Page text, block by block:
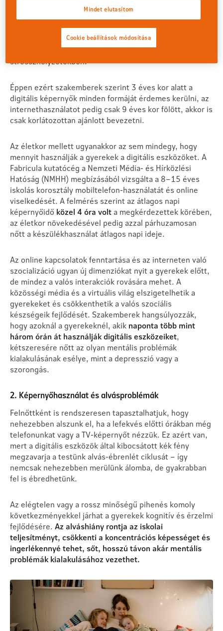
figyelemzavarok, például az ADHD (figyelemhiányos
hiperaktivitás-zavar) tüneteinek növekedése.
érzelmi és viselkedésbeli gondokat is
, ha a legkisebbeket fizikai közelség, ölelés és
beszélgetés helyett okoseszközökkel foglaljuk le a
stresszhelyzetekben.
Éppen ezért szakemberek szerint 3 éves kor alatt a
digitális képernyők minden formáját érdemes kerülni, az
internethasználatot pedig csak 9 éves kor fölött, akkor is
csak korlátozottan ajánlott bevezetni.
Az életkor mellett ugyanakkor az sem mindegy, hogy
mennyit használják a gyerekek a digitális eszközöket. A
Fabricula kutatócég a Nemzeti Média- és Hírközlési
Hatóság (NMHH) megbízásából vizsgálta a 8–15 éves
iskolás korosztály mobiltelefon-használatát és online
viselkedését. A felmérés szerint az átlagos napi
képernyőidő közel 4 óra volt a megkérdezettek körében,
az életkor növekedésével pedig azzal párhuzamosan
nőtt a készülékhasználat átlagos napi ideje.
Az online kapcsolatok fenntartása és az interneten való
szocializáció ugyan új dimenziókat nyit a gyerekek előtt,
de mindez a valós interakciók rovására mehet. A
közösségi média és a virtuális világ elszigetelhetik a
gyerekeket és csökkenthetik a valós szociális
készségeik fejlődését. Szakemberek hangsúlyozzák,
hogy azoknál a gyerekeknél, akik naponta több mint
három órán át használják digitális eszközeiket,
kétszeresére nőtt az olyan mentális problémák
kialakulásának esélye, mint a depresszió vagy a
szorongás.
2. Képernyőhasználat és alvásproblémák
Felnőttként is rendszeresen tapasztalhatjuk, hogy
nehezebben alszunk el, ha a lefekvés előtti órákban még
telefonunkat vagy a TV-képernyőt nézzük. Ez azért van,
mert a digitális eszközök által kibocsátott kék fény
megzavarja a testünk alvás-ébrenlét ciklusát – így
nemcsak nehezebben merülünk álomba, de gyakrabban
fel is ébredhetünk.
Az elégtelen vagy a rossz minőségű pihenés komoly
következményekkel járhat a gyerekek kognitív és érzelmi
fejlődésére. Az alváshiány rontja az iskolai
teljesítményt, csökkenti a koncentrációs képességet és
ingerlékennyé tehet, sőt, hosszú távon akár mentális
problémák kialakulásához vezethet.
Mindet elutasítom
Cookie beállítások módosítása